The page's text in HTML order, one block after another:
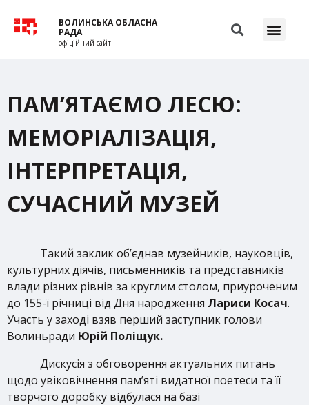
ВОЛИНСЬКА ОБЛАСНА
РАДА
офіційний сайт
ПАМ’ЯТАЄМО ЛЕСЮ:
МЕМОРІАЛІЗАЦІЯ,
ІНТЕРПРЕТАЦІЯ,
СУЧАСНИЙ МУЗЕЙ
Такий заклик об’єднав музейників, науковців,
культурних діячів, письменників та представників
влади різних рівнів за круглим столом, приуроченим
до 155-ї річниці від Дня народження Лариси Косач.
Участь у заході взяв перший заступник голови
Волиньради Юрій Поліщук.
Дискусія з обговорення актуальних питань
щодо увіковічнення пам’яті видатної поетеси та її
творчого доробку відбулася на базі